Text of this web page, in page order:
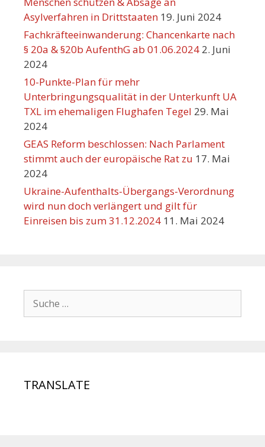
Asylverfahren in Drittstaaten 19. Juni 2024
Fachkräfteeinwanderung: Chancenkarte nach
§ 20a & §20b AufenthG ab 01.06.2024 2. Juni
2024
10-Punkte-Plan für mehr
Unterbringungsqualität in der Unterkunft UA
TXL im ehemaligen Flughafen Tegel 29. Mai
2024
GEAS Reform beschlossen: Nach Parlament
stimmt auch der europäische Rat zu 17. Mai
2024
Ukraine-Aufenthalts-Übergangs-Verordnung
wird nun doch verlängert und gilt für
Einreisen bis zum 31.12.2024 11. Mai 2024
TRANSLATE